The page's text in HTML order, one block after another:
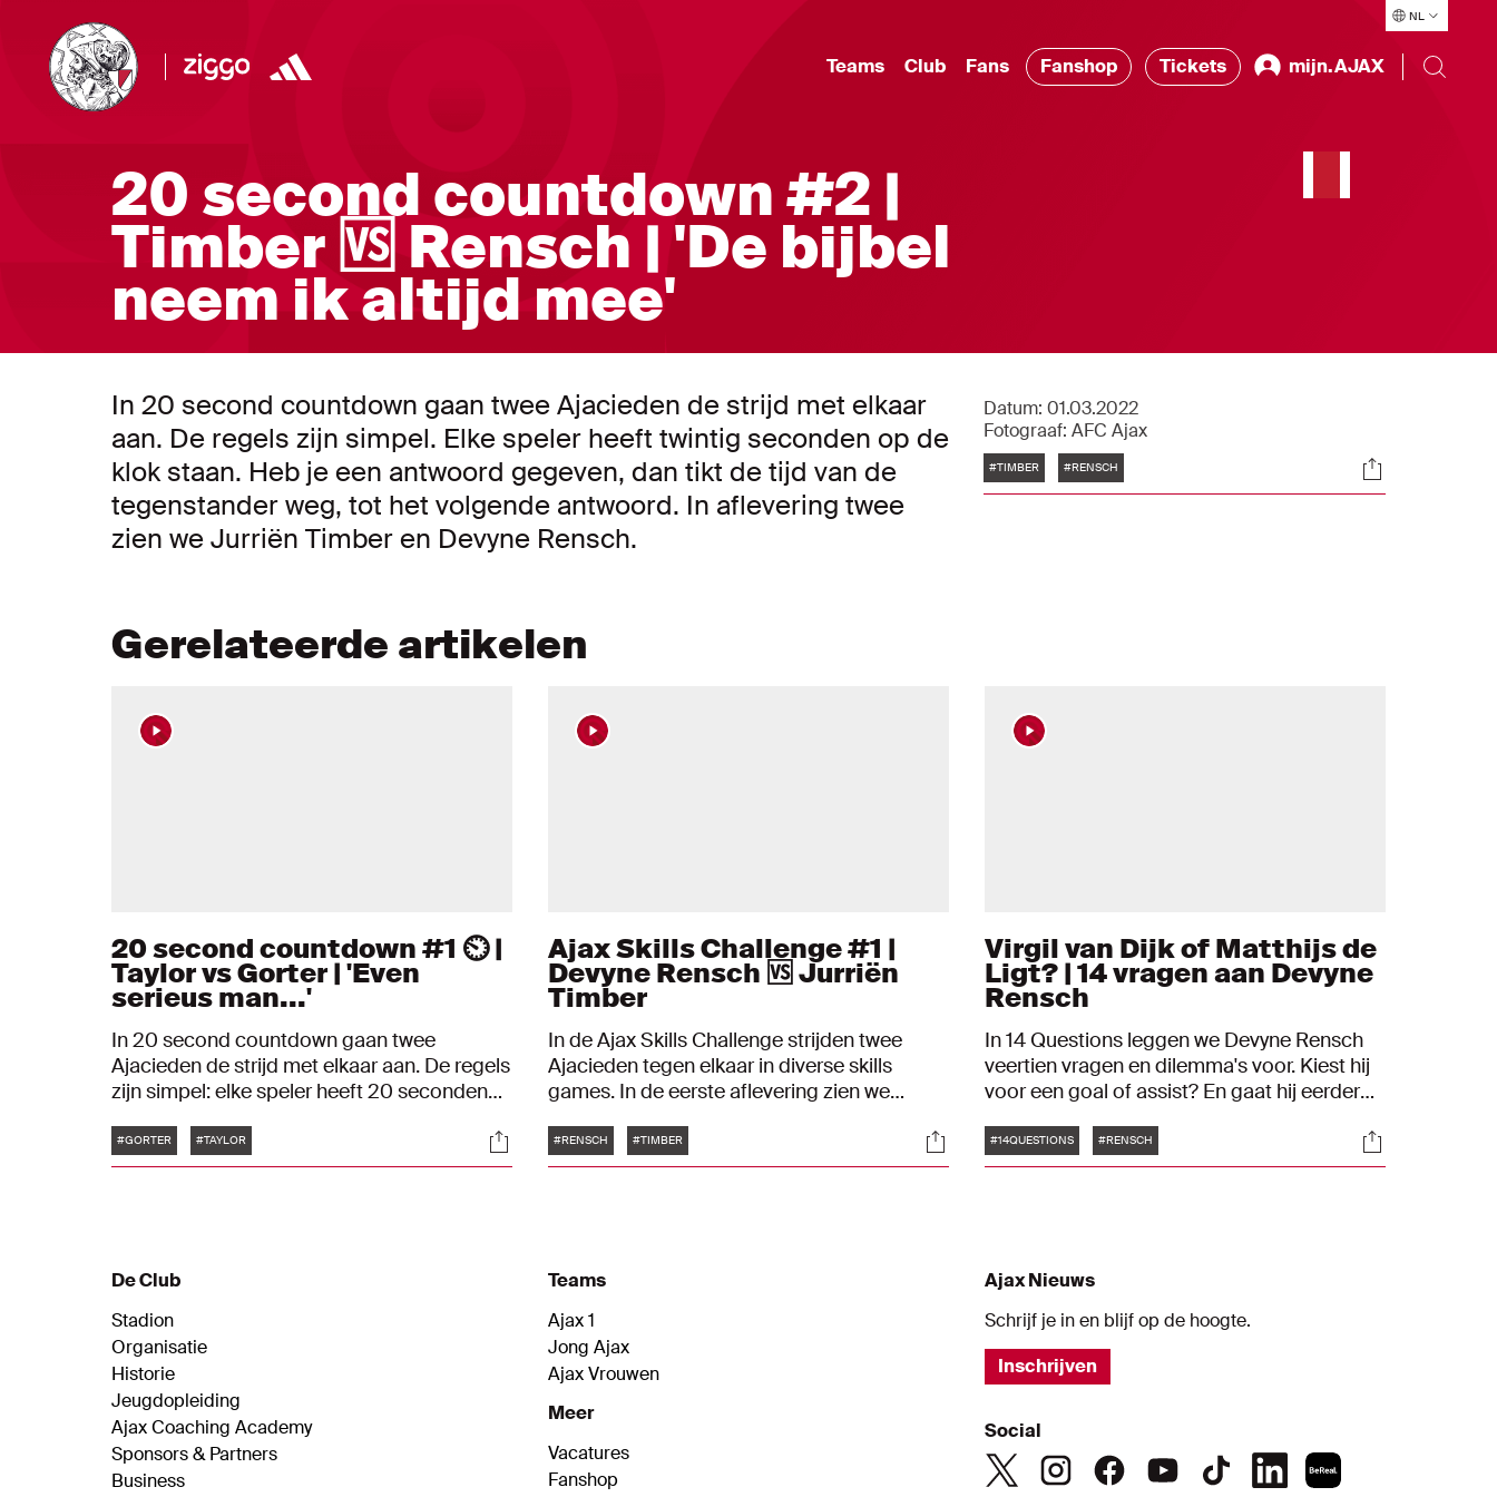
NL
Teams Club Fans Fanshop Tickets mijn.AJAX
20 second countdown #2 |
Timber 🆚 Rensch | 'De bijbel
neem ik altijd mee'
In 20 second countdown gaan twee Ajacieden de strijd met elkaar
aan. De regels zijn simpel. Elke speler heeft twintig seconden op de
klok staan. Heb je een antwoord gegeven, dan tikt de tijd van de
tegenstander weg, tot het volgende antwoord. In aflevering twee
zien we Jurriën Timber en Devyne Rensch.
Datum: 01.03.2022
Fotograaf: AFC Ajax
Tags
#TIMBER #RENSCH Socials
Gerelateerde artikelen
20 second countdown #1 ⏲️ |
Taylor vs Gorter | 'Even
serieus man...'
In 20 second countdown gaan twee
Ajacieden de strijd met elkaar aan. De regels
zijn simpel: elke speler heeft 20 seconden
gegeven, dan tikt de tijd van de
tegenstander weg, tot het volgende
Tags
#GORTER #TAYLOR Socials
Ajax Skills Challenge #1 |
Devyne Rensch 🆚 Jurriën
Timber
In de Ajax Skills Challenge strijden twee
Ajacieden tegen elkaar in diverse skills
games. In de eerste aflevering zien we
Tags
#RENSCH #TIMBER Socials
Virgil van Dijk of Matthijs de
Ligt? | 14 vragen aan Devyne
Rensch
In 14 Questions leggen we Devyne Rensch
veertien vragen en dilemma's voor. Kiest hij
voor een goal of assist? En gaat hij eerder
Tags
#14QUESTIONS #RENSCH Socials
De Club
Stadion
Organisatie
Historie
Jeugdopleiding
Ajax Coaching Academy
Sponsors & Partners
Business
Teams
Ajax 1
Jong Ajax
Ajax Vrouwen
Meer
Vacatures
Fanshop
Ajax Nieuws
Schrijf je in en blijf op de hoogte.
Inschrijven
Social